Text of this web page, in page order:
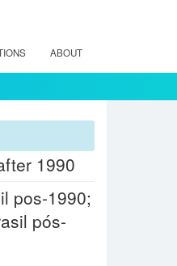
ABOUT
1990
pos-1990;
pós-